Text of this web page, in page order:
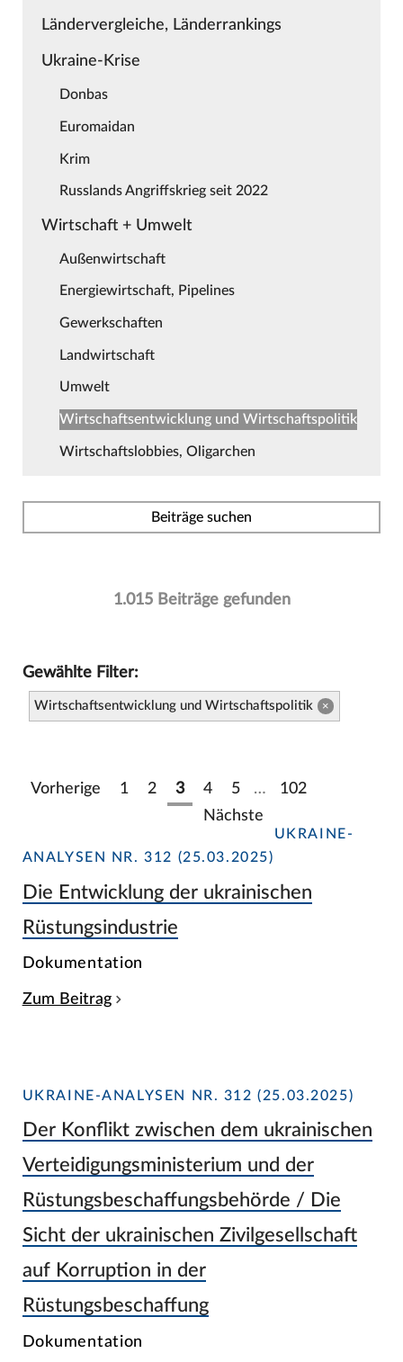
Ländervergleiche, Länderrankings
Ukraine-Krise
Donbas
Euromaidan
Krim
Russlands Angriffskrieg seit 2022
Wirtschaft + Umwelt
Außenwirtschaft
Energiewirtschaft, Pipelines
Gewerkschaften
Landwirtschaft
Umwelt
Wirtschaftsentwicklung und Wirtschaftspolitik
Wirtschaftslobbies, Oligarchen
Beiträge suchen
1.015 Beiträge gefunden
Gewählte Filter:
Wirtschaftsentwicklung und Wirtschaftspolitik ×
Vorherige 1 2 3 4 5 …
102
Nächste
UKRAINE-
ANALYSEN NR. 312 (25.03.2025)
Die Entwicklung der ukrainischen
Rüstungsindustrie
Dokumentation
Zum Beitrag
UKRAINE-ANALYSEN NR. 312 (25.03.2025)
Der Konflikt zwischen dem ukrainischen
Verteidigungsministerium und der
Rüstungsbeschaffungsbehörde / Die
Sicht der ukrainischen Zivilgesellschaft
auf Korruption in der
Rüstungsbeschaffung
Dokumentation